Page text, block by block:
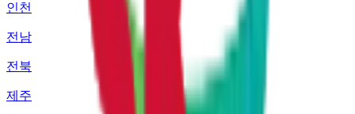
인천
전남
전북
제주